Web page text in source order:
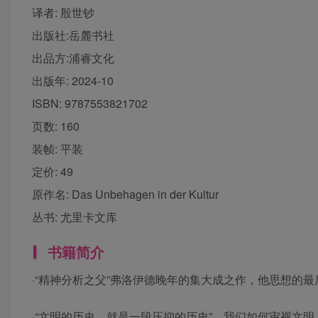
译者: 殷世钞
出版社:岳麓书社
出品方:浦睿文化
出版年: 2024-10
ISBN: 9787553821702
页数: 160
装帧: 平装
定价: 49
原作名: Das Unbehagen in der Kultur
丛书: 尤里卡文库
书籍简介
·“精神分析之父”弗洛伊德晚年的集大成之作，他思想的